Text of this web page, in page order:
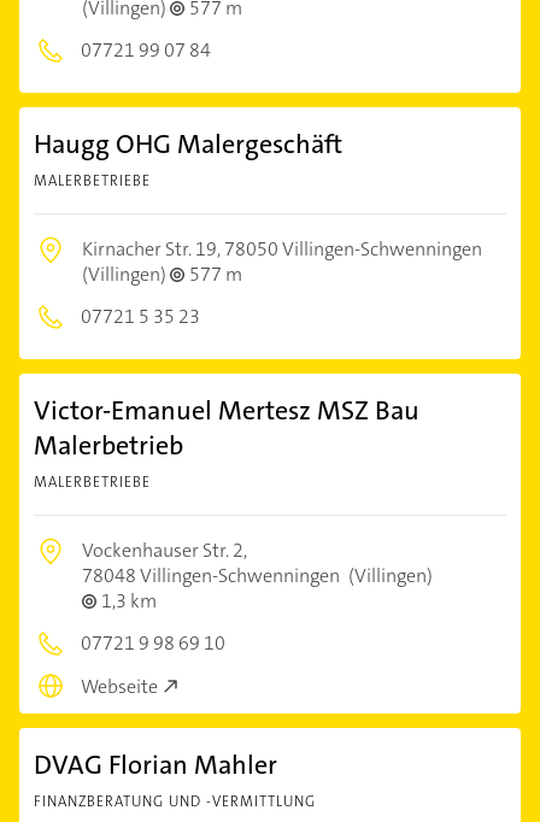
(Villingen)
577 m
07721 99 07 84
Haugg OHG Malergeschäft
MALERBETRIEBE
Kirnacher Str. 19,78050 Villingen-Schwenningen
(Villingen)
577 m
07721 5 35 23
Victor-Emanuel Mertesz MSZ Bau
Malerbetrieb
MALERBETRIEBE
Vockenhauser Str. 2,
78048 Villingen-Schwenningen (Villingen)
1,3 km
07721 9 98 69 10
Webseite
DVAG Florian Mahler
FINANZBERATUNG UND -VERMITTLUNG